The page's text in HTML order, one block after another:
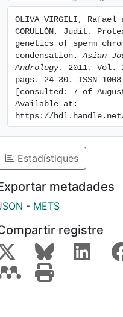
OLIVA VIRGILI, Rafael
CORULLÓN, Judit.
genetics of sperm
condensation. Asian
Andrology. 2011. Vol.
pags. 24-30. ISSN
[consulted: 7 of
Available at:
https://hdl.handle.net/
Estadístiques
metadades
- METS
registre